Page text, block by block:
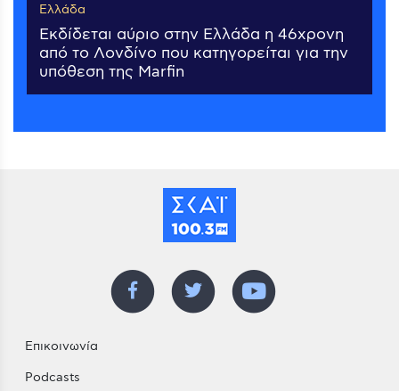
Ελλάδα
Εκδίδεται αύριο στην Ελλάδα η 46χρονη
από το Λονδίνο που κατηγορείται για την
υπόθεση της Marfin
Επικοινωνία
Podcasts